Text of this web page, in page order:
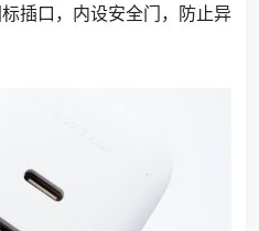
插口，内设安全门，防止异